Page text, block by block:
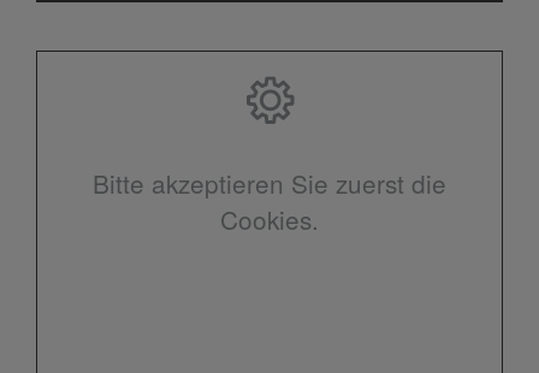
Bitte akzeptieren Sie zuerst die
Cookies.